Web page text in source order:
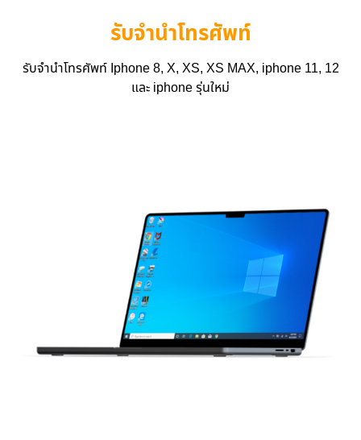
รับจำนำโทรศัพท์
รับจำนำโทรศัพท์ Iphone 8, X, XS, XS MAX, iphone 11, 12
และ iphone รุ่นใหม่